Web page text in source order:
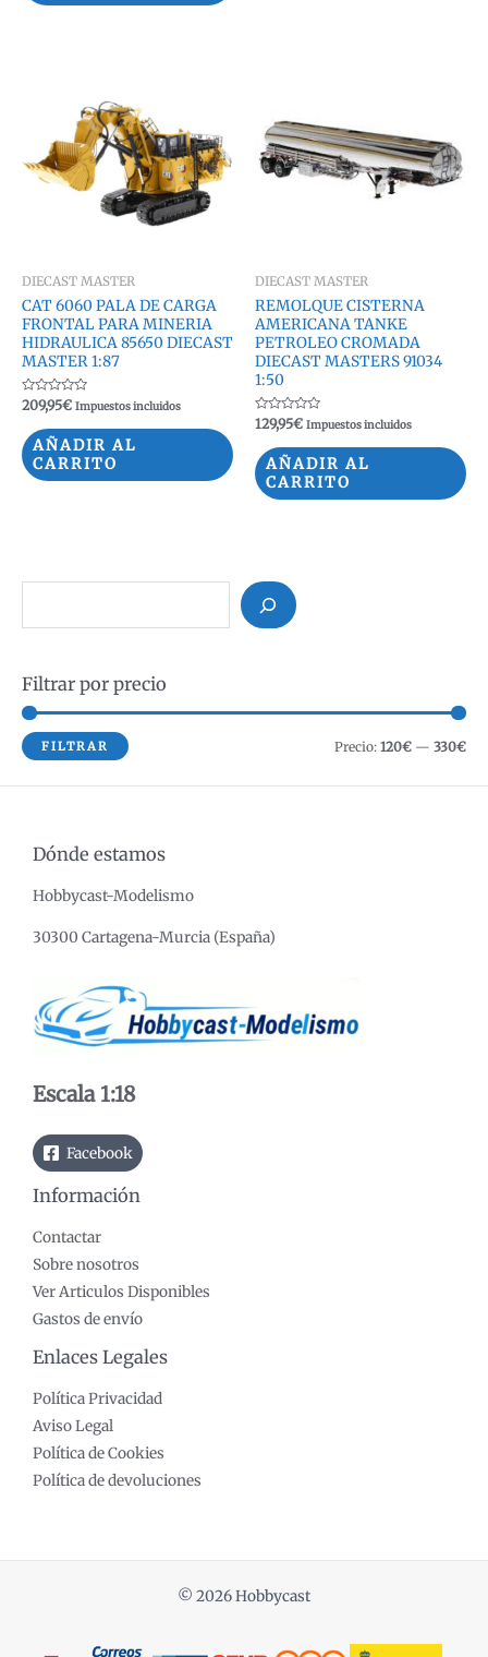
u
c
a
r
Filtrar por precio
PP
FILTRAR Precio: 120€ — 330€
DIECAST MASTER
CAT 6060 PALA DE CARGA
FRONTAL PARA MINERIA
HIDRAULICA 85650 DIECAST
MASTER 1:87
Valorado
de
5
209,95€ Impuestos incluidos
AÑADIR AL
CARRITO
DIECAST MASTER
REMOLQUE CISTERNA
AMERICANA TANKE
PETROLEO CROMADA
DIECAST MASTERS 91034
1:50
Valorado
con
de
5
129,95€ Impuestos incluidos
AÑADIR AL
CARRITO
Dónde estamos
Hobbycast-Modelismo
30300 Cartagena-Murcia (España)
Escala 1:18
Facebook
Información
Contactar
Sobre nosotros
Ver Articulos Disponibles
Gastos de envío
Enlaces Legales
Política Privacidad
Aviso Legal
Política de Cookies
Política de devoluciones
© 2026 Hobbycast